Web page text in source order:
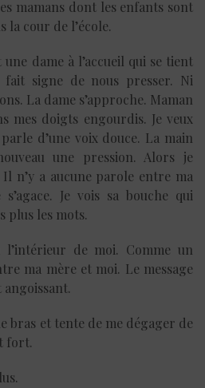
mamans dont les enfants sont
la cour de l’école.
dame à l’accueil qui se tient
signe de nous presser. Ni
La dame s’approche. Maman
mes doigts engourdis. Je veux
d’une voix douce. La main
une pression. Alors je
n’y a aucune parole entre ma
Je vois sa bouche qui
plus les mots.
l’intérieur de moi. Comme un
ma mère et moi. Le message
bras et tente de me dégager de
fort.